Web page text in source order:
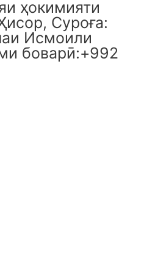
ҳокимияти
Суроға:
Исмоили
боварӣ:+992